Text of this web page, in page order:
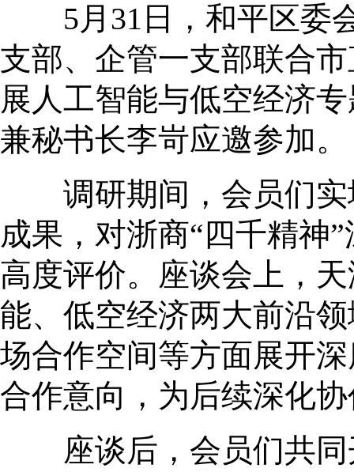
5月31日，和平区委会
支部、企管一支部联合
展人工智能与低空经济
兼秘书长李岢应邀参加。
调研期间，会员们实
成果，对浙商“四千精神
高度评价。座谈会上，
能、低空经济两大前沿
场合作空间等方面展开
合作意向，为后续深化
座谈后，会员们共同